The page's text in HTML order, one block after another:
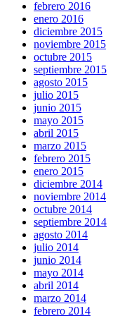
febrero 2016
enero 2016
diciembre 2015
noviembre 2015
octubre 2015
septiembre 2015
agosto 2015
julio 2015
junio 2015
mayo 2015
abril 2015
marzo 2015
febrero 2015
enero 2015
diciembre 2014
noviembre 2014
octubre 2014
septiembre 2014
agosto 2014
julio 2014
junio 2014
mayo 2014
abril 2014
marzo 2014
febrero 2014